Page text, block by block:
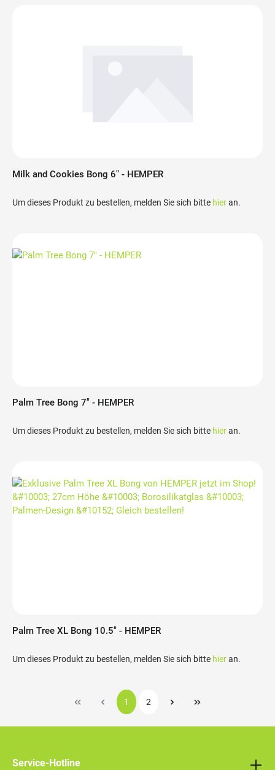
Milk and Cookies Bong 6" - HEMPER
Um dieses Produkt zu bestellen, melden Sie sich bitte hieran.
Palm Tree Bong 7" - HEMPER
Um dieses Produkt zu bestellen, melden Sie sich bitte hieran.
Palm Tree XL Bong 10.5" - HEMPER
Um dieses Produkt zu bestellen, melden Sie sich bitte hieran.
1 2
Service-Hotline